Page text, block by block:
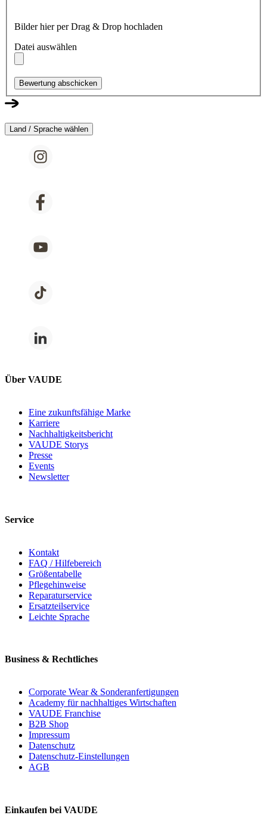
Bilder hier per Drag & Drop hochladen
Datei auswählen
Bewertung abschicken
Land / Sprache wählen
Über VAUDE
Eine zukunftsfähige Marke
Karriere
Nachhaltigkeitsbericht
VAUDE Storys
Presse
Events
Newsletter
Service
Kontakt
FAQ / Hilfebereich
Größentabelle
Pflegehinweise
Reparaturservice
Ersatzteilservice
Leichte Sprache
Business & Rechtliches
Corporate Wear & Sonderanfertigungen
Academy für nachhaltiges Wirtschaften
VAUDE Franchise
B2B Shop
Impressum
Datenschutz
Datenschutz-Einstellungen
AGB
Einkaufen bei VAUDE